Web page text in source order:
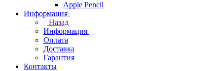
Apple Pencil
Информация
Назад
Информация
Оплата
Доставка
Гарантия
Контакты